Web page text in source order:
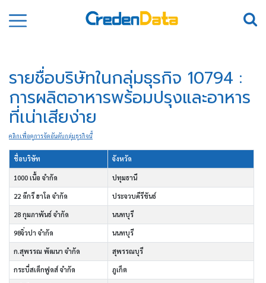
รายชื่อบริษัทในกลุ่มธุรกิจ 10794 :
การผลิตอาหารพร้อมปรุงและอาหาร
ที่เน่าเสียง่าย
คลิกเพื่อดูการจัดอันดับกลุ่มธุรกิจนี้
ชื่อบริษัท จังหวัด
1000 เนื้อ จำกัด ปทุมธานี
22 ดีกรี ฮาโล จำกัด ประจวบคีรีขันธ์
28 กุมภาพันธ์ จำกัด นนทบุรี
98จิ่วปา จำกัด นนทบุรี
ก.สุพรรณ พัฒนา จำกัด สุพรรณบุรี
กระบี่สเต็กฟูดส์ จำกัด ภูเก็ต